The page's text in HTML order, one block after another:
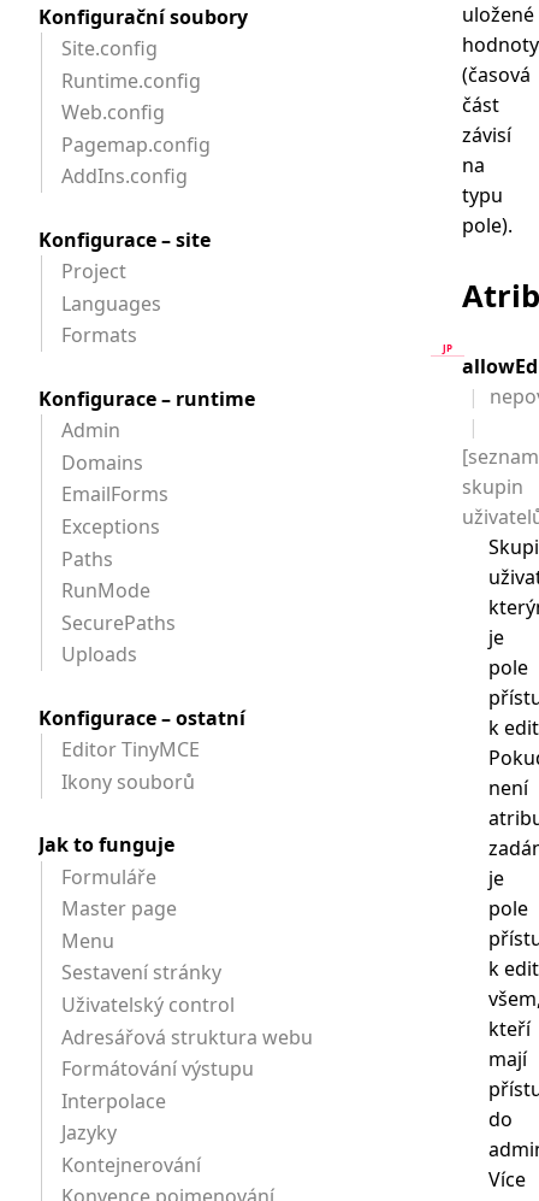
uložené
hodnoty
(časová
část
závisí
na
typu
pole).
[seznam
skupin
je
pole
k
není
je
pole
k
kteří
mají
do
Více
Konfigurační soubory
Site.config
Runtime.config
Web.config
Pagemap.config
AddIns.config
Konfigurace – site
Project
Languages
Formats
Konfigurace – runtime
Admin
Domains
EmailForms
Exceptions
Paths
RunMode
SecurePaths
Uploads
Konfigurace – ostatní
Editor TinyMCE
Ikony souborů
Jak to funguje
Formuláře
Master page
Menu
Sestavení stránky
Uživatelský control
Adresářová struktura webu
Formátování výstupu
Interpolace
Jazyky
Kontejnerování